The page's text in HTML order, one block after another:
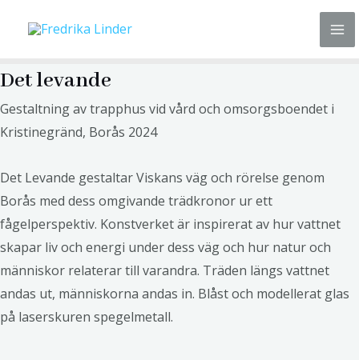
Det levande
Gestaltning av trapphus vid vård och omsorgsboendet i
Kristinegränd, Borås 2024
Det Levande gestaltar Viskans väg och rörelse genom
Borås med dess omgivande trädkronor ur ett
fågelperspektiv. Konstverket är inspirerat av hur vattnet
skapar liv och energi under dess väg och hur natur och
människor relaterar till varandra. Träden längs vattnet
andas ut, människorna andas in. Blåst och modellerat glas
på laserskuren spegelmetall.